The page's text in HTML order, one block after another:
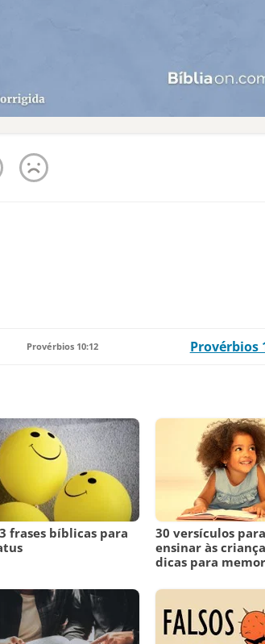
Provérbios 10:12 Provérbios
frases bíblicas para
30 versículos para
ensinar às
dicas para